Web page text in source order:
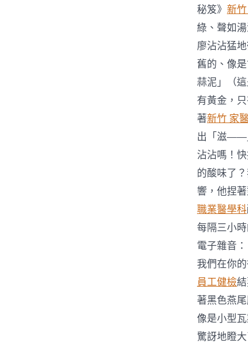
秘笈》 新
綠、聲如
廖沾沾猛
舊的、像
蒜泥」（
有黃金，
著新竹 家
出「滋——
沾沾嗎！
的酸味了
響，他捏
職業醫學科
每隔三小
電子雜音
我們在你
員工健檢
著黑色燕
像是小型
驚訝地瞪